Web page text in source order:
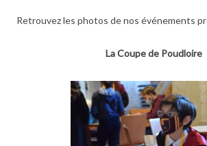
Retrouvez les photos de nos événements
La Coupe de Poudloire